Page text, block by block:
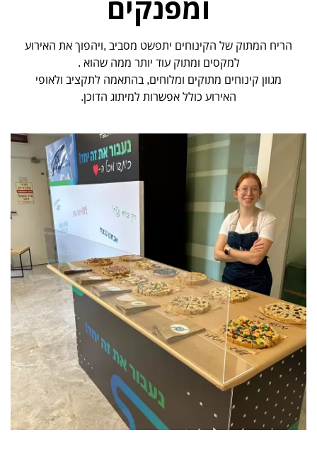
ומפנקים
הריח המתוק של הקינוחים יתפשט מסביב ,ויהפוך את האירוע
למקסים ומתוק עוד יותר ממה שהוא .
מגוון קינוחים מתוקים ומלוחים, בהתאמה לתקציב ולאופי
האירוע כולל אפשרות למיתוג הדוכן.